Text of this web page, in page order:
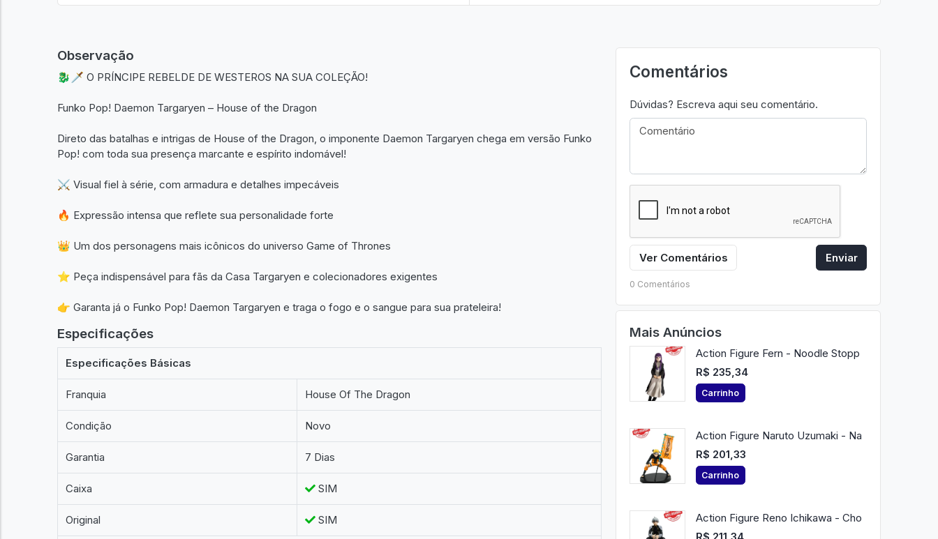
Observação
🐉🗡️ O PRÍNCIPE REBELDE DE WESTEROS NA SUA COLEÇÃO!
Funko Pop! Daemon Targaryen – House of the Dragon
Direto das batalhas e intrigas de House of the Dragon, o imponente Daemon Targaryen chega em versão Funko
Pop! com toda sua presença marcante e espírito indomável!
⚔️ Visual fiel à série, com armadura e detalhes impecáveis
🔥 Expressão intensa que reflete sua personalidade forte
👑 Um dos personagens mais icônicos do universo Game of Thrones
⭐ Peça indispensável para fãs da Casa Targaryen e colecionadores exigentes
👉 Garanta já o Funko Pop! Daemon Targaryen e traga o fogo e o sangue para sua prateleira!
Especificações
Especificações Básicas
Franquia House Of The Dragon
Condição Novo
Garantia 7 Dias
Caixa SIM
Original SIM
Comentários
Dúvidas? Escreva aqui seu comentário.
Ver Comentários Enviar
0 Comentários
Mais Anúncios
Action Figure Fern - Noodle Stopp
R$ 235,34
Carrinho
Action Figure Naruto Uzumaki - Na
R$ 201,33
Carrinho
Action Figure Reno Ichikawa - Cho